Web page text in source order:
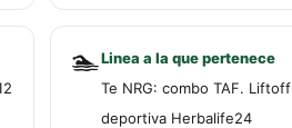
🏊Linea a la que pertenece
Te NRG: combo TAF.
deportiva Herbalife24